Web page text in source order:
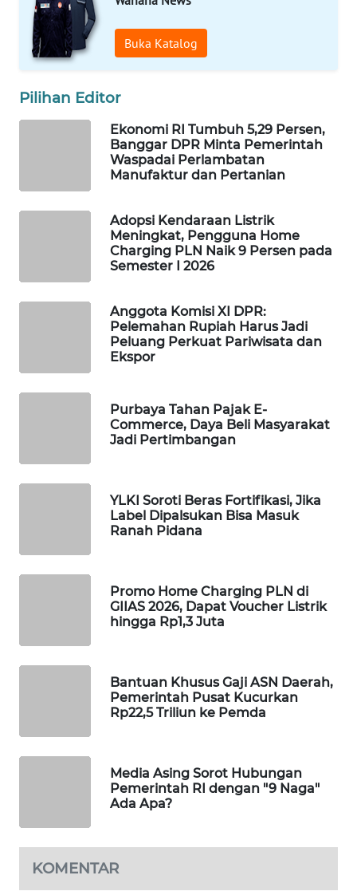
Buka Katalog
Pilihan Editor
Ekonomi RI Tumbuh 5,29 Persen,
Banggar DPR Minta Pemerintah
Waspadai Perlambatan
Manufaktur dan Pertanian
Adopsi Kendaraan Listrik
Meningkat, Pengguna Home
Charging PLN Naik 9 Persen pada
Semester I 2026
Anggota Komisi XI DPR:
Pelemahan Rupiah Harus Jadi
Peluang Perkuat Pariwisata dan
Ekspor
Purbaya Tahan Pajak E-
Commerce, Daya Beli Masyarakat
Jadi Pertimbangan
YLKI Soroti Beras Fortifikasi, Jika
Label Dipalsukan Bisa Masuk
Ranah Pidana
Promo Home Charging PLN di
GIIAS 2026, Dapat Voucher Listrik
hingga Rp1,3 Juta
Bantuan Khusus Gaji ASN Daerah,
Pemerintah Pusat Kucurkan
Rp22,5 Triliun ke Pemda
Media Asing Sorot Hubungan
Pemerintah RI dengan "9 Naga"
Ada Apa?
KOMENTAR
WAHANA
SPORT
UMKM
PERSONA
WAHANA
DESA
WAHANA
MAWAKA
ID
PLN
WATCH